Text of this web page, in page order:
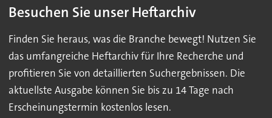
Besuchen Sie unser Heftarchiv
Finden Sie heraus, was die Branche bewegt! Nutzen Sie
das umfangreiche Heftarchiv für Ihre Recherche und
profitieren Sie von detaillierten Suchergebnissen. Die
aktuellste Ausgabe können Sie bis zu 14 Tage nach
Erscheinungstermin kostenlos lesen.